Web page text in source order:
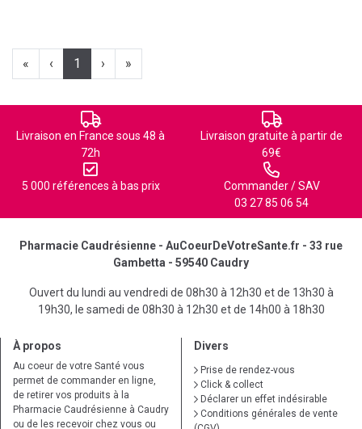
« ‹ 1 › »
Livraison en France sous 48 à
72h
Livraison gratuite à partir de
69€
5 000 références à bas prix
Commander / SAV
03 27 85 06 54
Pharmacie Caudrésienne - AuCoeurDeVotreSante.fr - 33 rue
Gambetta - 59540 Caudry
Ouvert du lundi au vendredi de 08h30 à 12h30 et de 13h30 à
19h30, le samedi de 08h30 à 12h30 et de 14h00 à 18h30
À propos
Au coeur de votre Santé vous
permet de commander en ligne,
de retirer vos produits à la
Pharmacie Caudrésienne à Caudry
ou de les recevoir chez vous ou
Divers
Prise de rendez-vous
Click & collect
Déclarer un effet indésirable
Conditions générales de vente